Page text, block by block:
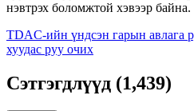
нэвтрэх боломжтой хэвээр байна.
TDAC-ийн үндсэн гарын авлага
хуудас руу очих
Сэтгэгдлүүд (1,439)